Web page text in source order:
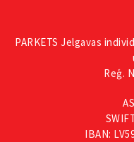
PARKETS Jelgavas
Reģ.
IBAN: